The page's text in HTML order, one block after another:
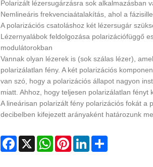
Polarizált lézersugárzásra sok alkalmazásban
Nemlineáris frekvenciaátalakítás, ahol a
A polarizációs csatoláshoz két lézersugár
Lézernyalábok feldolgozása polarizációfüggő
modulátorokban
Vannak olyan lézerek is (sok szálas lézer),
polarizálatlan fény. A két polarizációs
van szó, hogy a polarizációs állapot nagyon
miatt. Ahhoz, hogy teljesen polarizálatlan fényt
A lineárisan polarizált fény polarizációs fokát a
decibelben kifejezett arányaként határozunk
Facebook
X WhatsAppPinterestLinkedInShare